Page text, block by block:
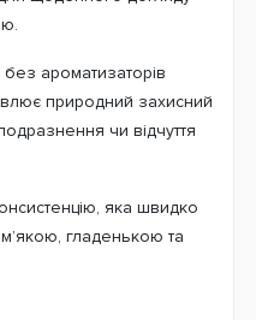
ароматизаторів
природний захисний
чи відчуття
яка швидко
гладенькою та